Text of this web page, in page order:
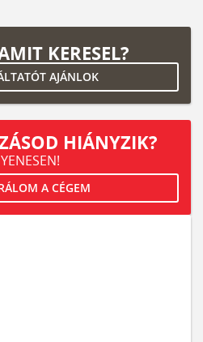
KERESEL?
AJÁNLOK
HIÁNYZIK?
A CÉGEM